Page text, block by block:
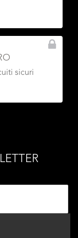
sicuri